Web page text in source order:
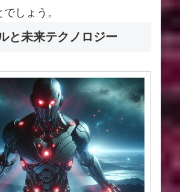
しょう。
と未来テクノロジー